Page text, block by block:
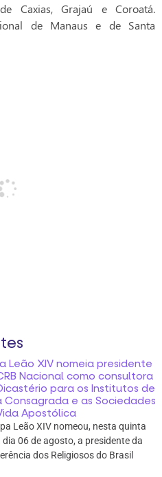
Caxias, Grajaú e Coroatá.
de Manaus e de Santa
Leão XIV nomeia presidente
Nacional como consultora
para os Institutos de
Consagrada e as Sociedades
Apostólica
Leão XIV nomeou, nesta quinta
dia 06 de agosto, a presidente da
dos Religiosos do Brasil